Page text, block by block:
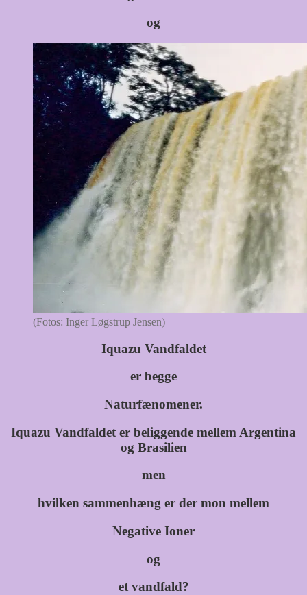
og
(Fotos: Inger Løgstrup Jensen)
Iquazu Vandfaldet
er begge
Naturfænomener.
Iquazu Vandfaldet er beliggende mellem Argentina
og Brasilien
men
hvilken sammenhæng er der mon mellem
Negative Ioner
og
et vandfald?